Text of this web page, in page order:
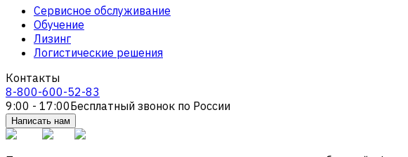
Сервисное обслуживание
Обучение
Лизинг
Логистические решения
Контакты
8-800-600-52-83
9:00 - 17:00Бесплатный звонок по России
Написать нам